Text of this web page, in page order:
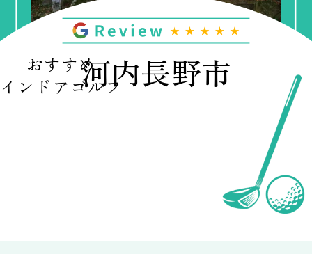
河内長野市
おすすめ
インドアゴルフ